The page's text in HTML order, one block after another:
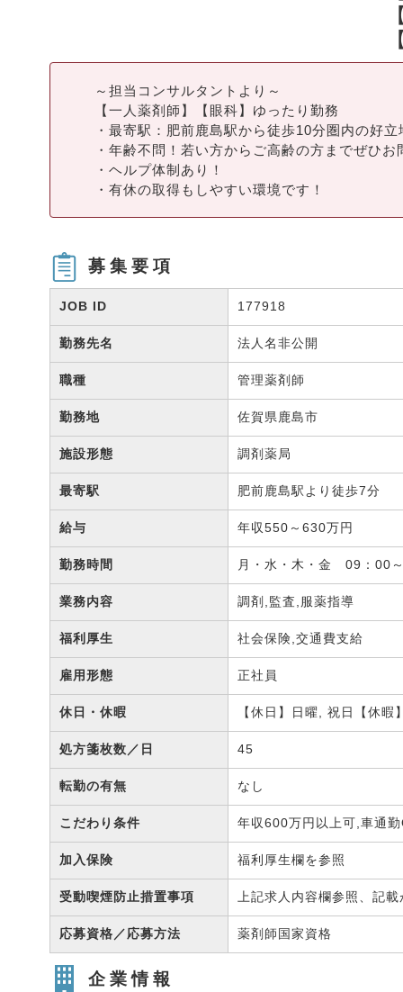
～担当コンサルタントより～
【一人薬剤師】【眼科】ゆったり勤務
・最寄駅：肥前鹿島駅から徒歩10分圏内の好立
・年齢不問！若い方からご高齢の方までぜひ
・ヘルプ体制あり！
・有休の取得もしやすい環境です！
募集要項
JOB ID 177918
勤務先名 法人名非公開
職種 管理薬剤師
勤務地 佐賀県鹿島市
施設形態 調剤薬局
最寄駅 肥前鹿島駅より徒歩7分
給与 年収550～630万円
勤務時間 月・水・木・金 09：00
業務内容 調剤,監査,服薬指導
福利厚生 社会保険,交通費支給
雇用形態 正社員
休日・休暇 【休日】日曜, 祝日【休
処方箋枚数／日 45
転勤の有無 なし
こだわり条件 年収600万円以上可,車通
加入保険 福利厚生欄を参照
受動喫煙防止措置事項 上記求人内容欄参照、記
応募資格／応募方法 薬剤師国家資格
企業情報